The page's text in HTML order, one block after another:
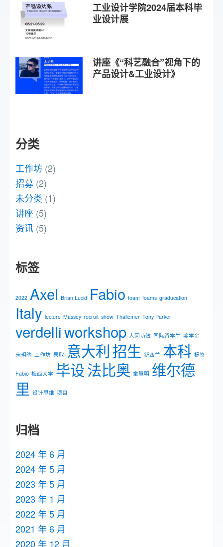
工业设计学院2024届本科毕
业设计展
讲座《“科艺融合”视角下的
产品设计&工业设计》
分类
工作坊 (2)
招募 (2)
未分类 (1)
讲座 (5)
资讯 (5)
标签
2022 Axel Brian Lucid Fabio foam foams graducation
Italy lecture Massey recruit show Thallemer Tony Parker
verdelliworkshop 人因功效 国际留学生 奖学金
宋玥昀 工作坊 录取 意大利招生 新⻄兰 本科 标签
Fabio 梅⻄⼤学 毕设法比奥 童慧明 维尔德
里 设计思维 项目
归档
2024 年 6 月
2024 年 5 月
2023 年 5 月
2023 年 1 月
2022 年 5 月
2021 年 6 月
2020 年 12 月